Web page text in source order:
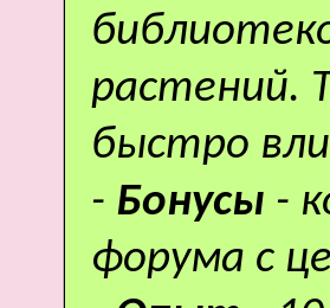
растений.
быстро
- Бонусы -
форума с